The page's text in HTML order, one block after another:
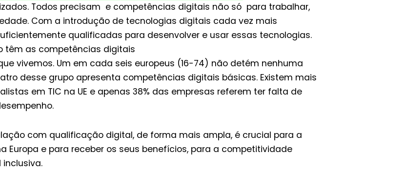
Todos precisam e competências digitais não só para trabalhar,
Com a introdução de tecnologias digitais cada vez mais
qualificadas para desenvolver e usar essas tecnologias.
têm as competências digitais
vivemos. Um em cada seis europeus (16-74) não detém nenhuma
desse grupo apresenta competências digitais básicas. Existem mais
em TIC na UE e apenas 38% das empresas referem ter falta de
com qualificação digital, de forma mais ampla, é crucial para a
Europa e para receber os seus benefícios, para a competitividade